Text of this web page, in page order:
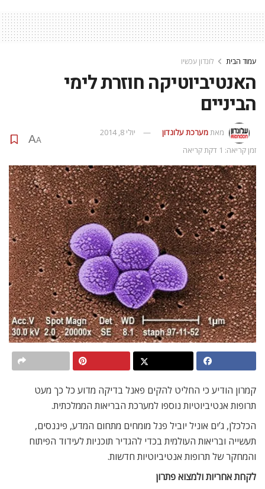
עמוד הבית לונדון עכשיו
האנטיביוטיקה חוזרת לימי
הביניים
מאתמערכת עלונדון
יולי 8, 2014
זמן קריאה: 1 דקת קריאה
A
A
קמרון הודיע כי החליט להקים פאנל בדיקה מדוע כל כך מעט
תרופות אנטיביוטיות נוספו למערכת הבריאות הממלכתית.
הכלכלן, ג’ים אוניל יוביל פנל מומחים מתחום המדע, פיננסים,
תעשייה ובריאות העולמית בכדי להגדיר תוכניות לעידוד הפיתוח
והמחקר של תרופות אנטיביוטיות חדשות.
לקחת אחריות ולמצוא פתרון